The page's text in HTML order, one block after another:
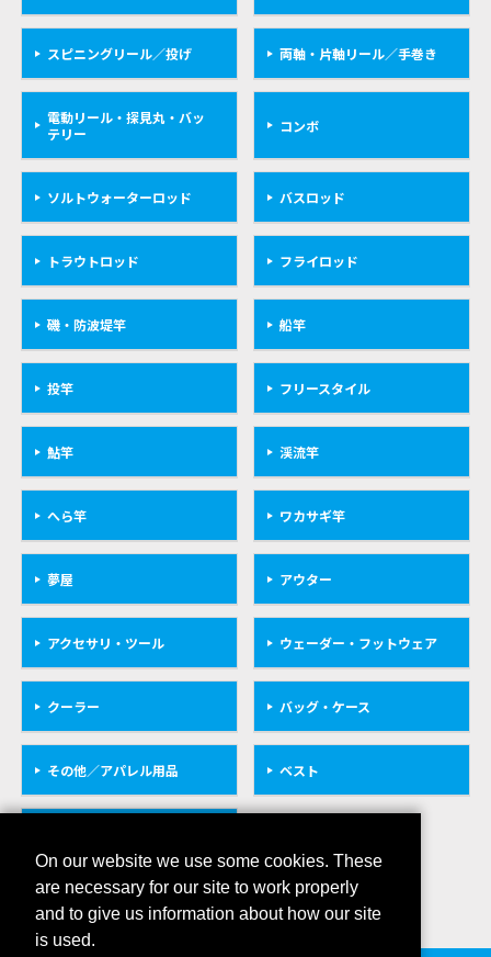
スピニングリール／投げ 両軸・片軸リール／手巻き
電動リール・探見丸・バッ
テリー
コンボ
ソルトウォーターロッド バスロッド
トラウトロッド フライロッド
磯・防波堤竿 船竿
投竿 フリースタイル
鮎竿 渓流竿
へら竿 ワカサギ竿
夢屋 アウター
アクセサリ・ツール ウェーダー・フットウェア
クーラー バッグ・ケース
その他／アパレル用品 ベスト
On our website we use some cookies. These
are necessary for our site to work properly
and to give us information about how our site
is used.